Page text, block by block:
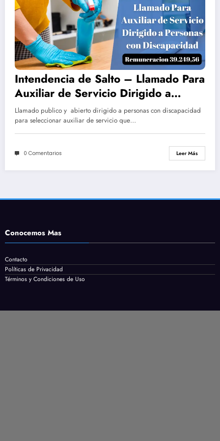
Intendencia de Salto – Llamado Para
Auxiliar de Servicio Dirigido a
Personas con Discapacidad
Llamado publico y abierto dirigido a personas con discapacidad
para seleccionar auxiliar de servicio que…
0 Comentarios Leer Más
Conocemos Mas
Contacto
Políticas de Privacidad
Términos y Condiciones de Uso